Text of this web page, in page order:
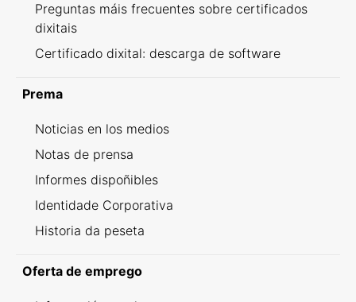
Preguntas máis frecuentes sobre certificados
dixitais
Certificado dixital: descarga de software
Prema
Noticias en los medios
Notas de prensa
Informes dispoñibles
Identidade Corporativa
Historia da peseta
Oferta de emprego